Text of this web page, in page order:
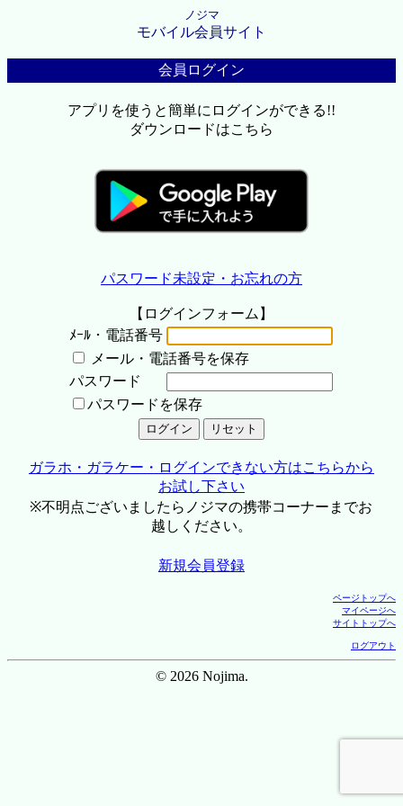
ノジマ
モバイル会員サイト
会員ログイン
アプリを使うと簡単にログインができる!!
ダウンロードはこちら
パスワード未設定・お忘れの方
【ログインフォーム】
ﾒｰﾙ・電話番号
メール・電話番号を保存
パスワード
パスワードを保存
ガラホ・ガラケー・ログインできない方はこちらから
お試し下さい
※不明点ございましたらノジマの携帯コーナーまでお
越しください。
新規会員登録
ページトップへ
マイページへ
サイトトップへ
ログアウト
© 2026 Nojima.